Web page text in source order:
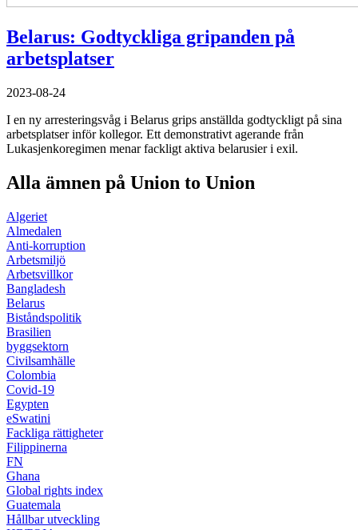
Belarus: Godtyckliga gripanden på
arbetsplatser
2023-08-24
I en ny arresteringsvåg i Belarus grips anställda godtyckligt på sina
arbetsplatser inför kollegor. Ett demonstrativt agerande från
Lukasjenkoregimen menar fackligt aktiva belarusier i exil.
Alla ämnen på Union to Union
Algeriet
Almedalen
Anti-korruption
Arbetsmiljö
Arbetsvillkor
Bangladesh
Belarus
Biståndspolitik
Brasilien
byggsektorn
Civilsamhälle
Colombia
Covid-19
Egypten
eSwatini
Fackliga rättigheter
Filippinerna
FN
Ghana
Global rights index
Guatemala
Hållbar utveckling